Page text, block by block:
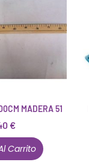
MADERA 51
€
Carrito